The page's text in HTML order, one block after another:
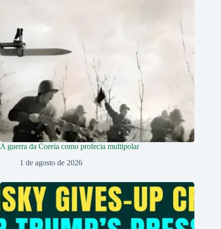
A guerra da Coreia como profecia multipolar
1 de agosto de 2026